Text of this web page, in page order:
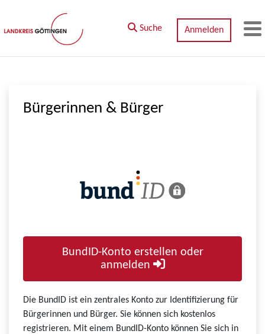
Zum Hauptinhalt springen
Suche Anmelden
Bürgerinnen & Bürger
BundID-Konto erstellen oder
anmelden
Die BundID ist ein zentrales Konto zur Identifizierung für
Bürgerinnen und Bürger. Sie können sich kostenlos
registrieren. Mit einem BundID-Konto können Sie sich in